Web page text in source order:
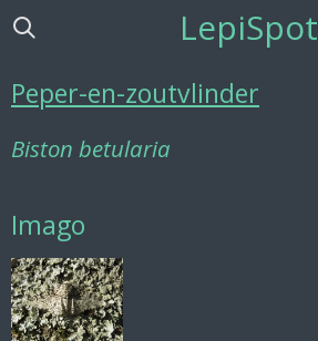
Ga
de
LepiSpot
Peper-en-zoutvlinder
Biston betularia
Imago